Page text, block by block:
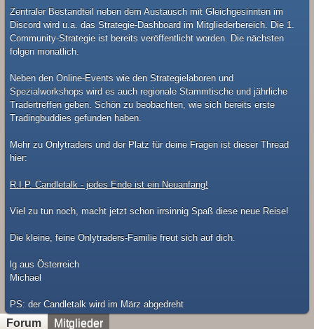
Zentraler Bestandteil neben dem Austausch mit Gleichgesinnten im
Discord wird u.a. das Strategie-Dashboard im Mitgliederbereich. Die 1.
Community-Strategie ist bereits veröffentlicht worden. Die nächsten
folgen monatlich.
Neben den Online-Events wie den Strategielaboren und
Spezialworkshops wird es auch regionale Stammtische und jährliche
Tradertreffen geben. Schön zu beobachten, wie sich bereits erste
Tradingbuddies gefunden haben.
Mehr zu Onlytraders und der Platz für deine Fragen ist dieser Thread
hier:
R.I.P. Candletalk - jedes Ende ist ein Neuanfang!
Viel zu tun noch, macht jetzt schon irrsinnig Spaß diese neue Reise!
Die kleine, feine Onlytraders-Familie freut sich auf dich.
lg aus Österreich
Michael
​PS: der Candletalk wird im März abgedreht
Forum Mitglieder